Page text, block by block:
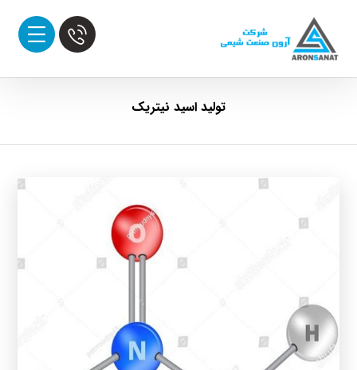
تولید اسید نیتریک